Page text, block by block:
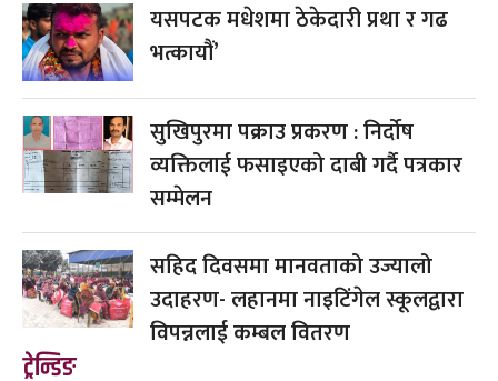
यसपटक मधेशमा ठेकेदारी प्रथा र गढ
भत्कायौं’
सुखिपुरमा पक्राउ प्रकरण : निर्दोष
व्यक्तिलाई फसाइएको दाबी गर्दै पत्रकार
सम्मेलन
सहिद दिवसमा मानवताको उज्यालो
उदाहरण- लहानमा नाइटिंगेल स्कूलद्वारा
विपन्नलाई कम्बल वितरण
ट्रेन्डिङ